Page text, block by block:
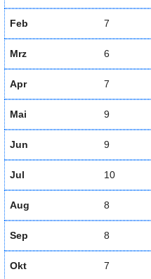
Feb 7
Mrz 6
Apr 7
Mai 9
Jun 9
Jul 10
Aug 8
Sep 8
Okt 7